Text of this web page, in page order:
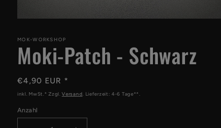
in
öffnen
MOK-WORKSHOP
Moki-Patch - Schwarz
Normaler
Preis
€4,90 EUR *
inkl. MwSt.* Zzgl.Versand. Lieferzeit: 4-6 Tage**.
Anzahl